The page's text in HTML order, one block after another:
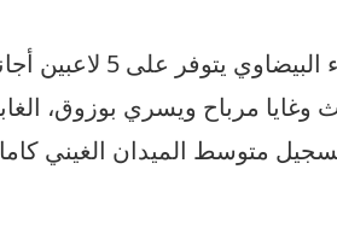
وبات الرجاء
وغايا مرباح ويسري بوزوق،
متوسط الميدان الغيني